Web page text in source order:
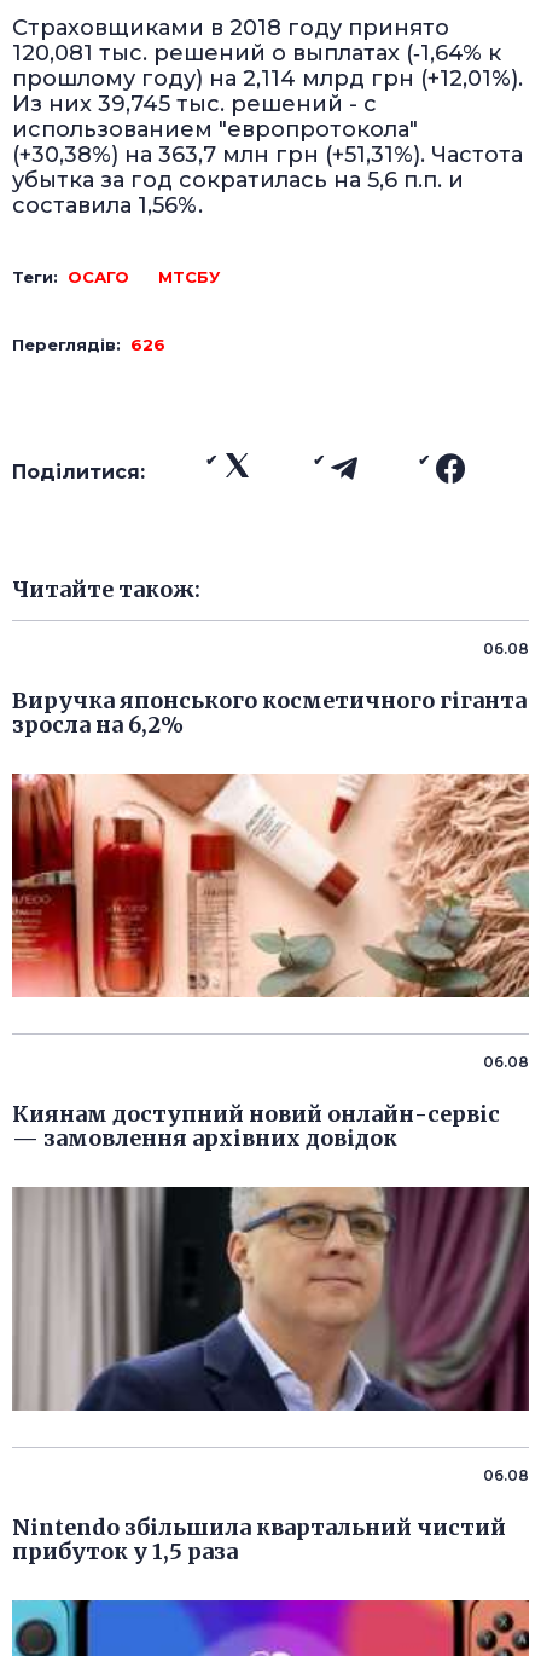
Страховщиками в 2018 году принято
120,081 тыс. решений о выплатах (‑1,64% к
прошлому году) на 2,114 млрд грн (+12,01%).
Из них 39,745 тыс. решений - с
использованием "европротокола"
(+30,38%) на 363,7 млн грн (+51,31%). Частота
убытка за год сократилась на 5,6 п.п. и
составила 1,56%.
Теги: ОСАГО МТСБУ
Переглядів: 626
Поділитися:
Читайте також:
06.08
Виручка японського косметичного гіганта
зросла на 6,2%
06.08
Киянам доступний новий онлайн-сервіс
— замовлення архівних довідок
06.08
Nintendo збільшила квартальний чистий
прибуток у 1,5 раза